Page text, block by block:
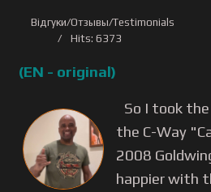
Відгуки/Отзывы/Testimonials
Hits: 6373
(EN - original)
So I took
the C-Way
2008
happier with